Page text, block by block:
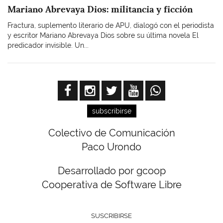
Mariano Abrevaya Dios: militancia y ficción
Fractura, suplemento literario de APU, dialogó con el periodista
y escritor Mariano Abrevaya Dios sobre su última novela El
predicador invisible. Un...
subscribirse
Colectivo de Comunicación
Paco Urondo
Desarrollado por gcoop
Cooperativa de Software Libre
SUSCRIBIRSE